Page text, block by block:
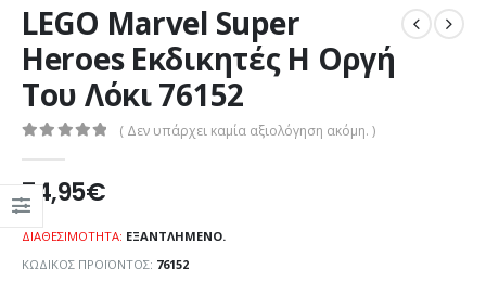
LEGO Marvel Super
Heroes Εκδικητές Η Οργή
Του Λόκι 76152
( Δεν υπάρχει καμία αξιολόγηση ακόμη. )
74,95€
ΔΙΑΘΕΣΙΜΌΤΗΤΑ: ΕΞΑΝΤΛΗΜΈΝΟ.
ΚΩΔΙΚΌΣ ΠΡΟΪΌΝΤΟΣ: 76152